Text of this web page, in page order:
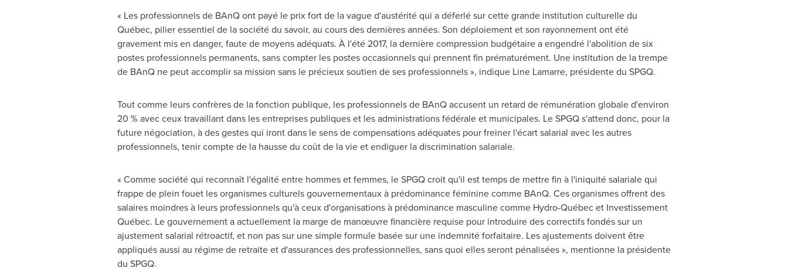
« Les professionnels de BAnQ ont payé le prix fort de la vague d'austérité qui a déferlé sur cette grande institution culturelle du
Québec, pilier essentiel de la société du savoir, au cours des dernières années. Son déploiement et son rayonnement ont été
gravement mis en danger, faute de moyens adéquats. À l'été 2017, la dernière compression budgétaire a engendré l'abolition de six
postes professionnels permanents, sans compter les postes occasionnels qui prennent fin prématurément. Une institution de la trempe
de BAnQ ne peut accomplir sa mission sans le précieux soutien de ses professionnels », indique Line Lamarre, présidente du SPGQ.
Tout comme leurs confrères de la fonction publique, les professionnels de BAnQ accusent un retard de rémunération globale d'environ
20 % avec ceux travaillant dans les entreprises publiques et les administrations fédérale et municipales. Le SPGQ s'attend donc, pour la
future négociation, à des gestes qui iront dans le sens de compensations adéquates pour freiner l'écart salarial avec les autres
professionnels, tenir compte de la hausse du coût de la vie et endiguer la discrimination salariale.
« Comme société qui reconnaît l'égalité entre hommes et femmes, le SPGQ croit qu'il est temps de mettre fin à l'iniquité salariale qui
frappe de plein fouet les organismes culturels gouvernementaux à prédominance féminine comme BAnQ. Ces organismes offrent des
salaires moindres à leurs professionnels qu'à ceux d'organisations à prédominance masculine comme Hydro-Québec et Investissement
Québec. Le gouvernement a actuellement la marge de manœuvre financière requise pour introduire des correctifs fondés sur un
ajustement salarial rétroactif, et non pas sur une simple formule basée sur une indemnité forfaitaire. Les ajustements doivent être
appliqués aussi au régime de retraite et d'assurances des professionnelles, sans quoi elles seront pénalisées », mentionne la présidente
du SPGQ.